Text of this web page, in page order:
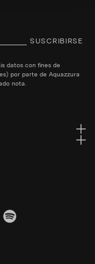
SUSCRIBIRSE
datos con fines de
por parte de Aquazzura
nota.